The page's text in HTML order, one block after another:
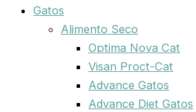
Gatos
Alimento Seco
Optima Nova Cat
Visan Proct-Cat
Advance Gatos
Advance Diet Gatos